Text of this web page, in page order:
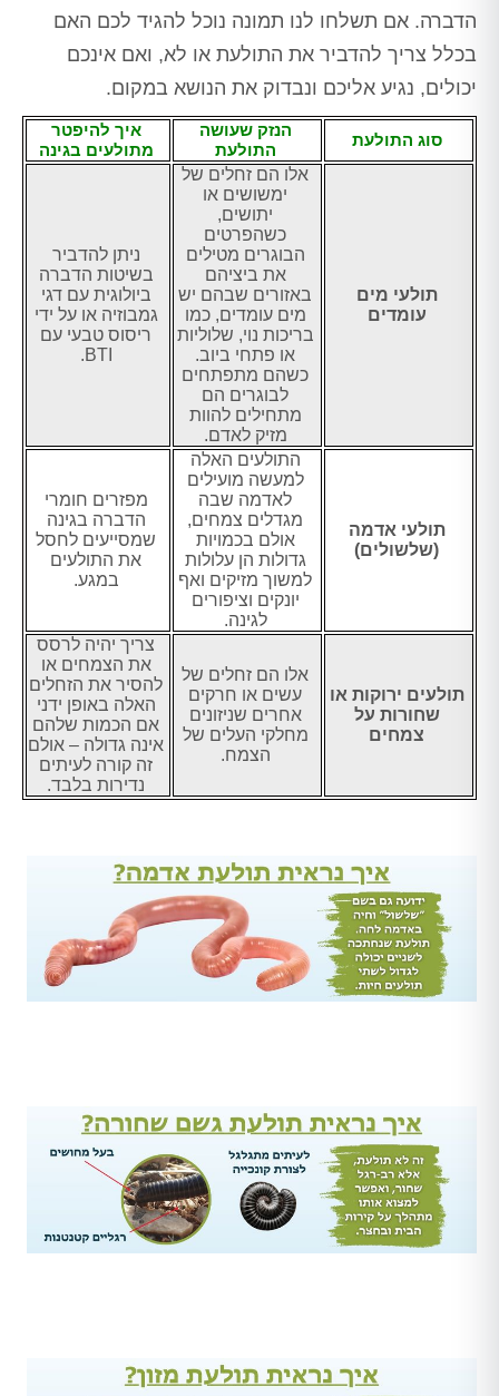
הדברה. אם תשלחו לנו תמונה נוכל להגיד לכם האם
בכלל צריך להדביר את התולעת או לא, ואם אינכם
יכולים, נגיע אליכם ונבדוק את הנושא במקום.
סוג התולעת
הנזק שעושה
התולעת
איך להיפטר
מתולעים בגינה
תולעי מים
עומדים
אלו הם זחלים של
ימשושים או
יתושים,
כשהפרטים
הבוגרים מטילים
את ביציהם
באזורים שבהם יש
מים עומדים, כמו
בריכות נוי, שלוליות
או פתחי ביוב.
כשהם מתפתחים
לבוגרים הם
מתחילים להוות
מזיק לאדם.
ניתן להדביר
בשיטות הדברה
ביולוגית עם דגי
גמבוזיה או על ידי
ריסוס טבעי עם
BTI.
תולעי אדמה
(שלשולים)
התולעים האלה
למעשה מועילים
לאדמה שבה
מגדלים צמחים,
אולם בכמויות
גדולות הן עלולות
למשוך מזיקים ואף
יונקים וציפורים
לגינה.
מפזרים חומרי
הדברה בגינה
שמסייעים לחסל
את התולעים
במגע.
תולעים ירוקות או
שחורות על
צמחים
אלו הם זחלים של
עשים או חרקים
אחרים שניזונים
מחלקי העלים של
הצמח.
צריך יהיה לרסס
את הצמחים או
להסיר את הזחלים
האלה באופן ידני
אם הכמות שלהם
אינה גדולה – אולם
זה קורה לעיתים
נדירות בלבד.